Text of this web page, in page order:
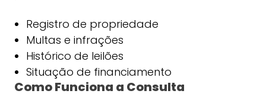
Registro de propriedade
Multas e infrações
Histórico de leilões
Situação de financiamento
Como Funciona a Consulta